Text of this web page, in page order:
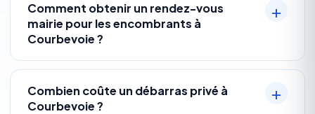
Comment obtenir un rendez-vous
mairie pour les encombrants à
Courbevoie ?
Combien coûte un débarras privé à
Courbevoie ?